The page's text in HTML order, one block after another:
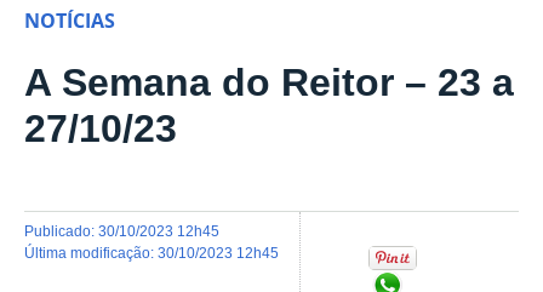
NOTÍCIAS
A Semana do Reitor – 23 a
27/10/23
publicado: 30/10/2023 12h45
última modificação: 30/10/2023 12h45